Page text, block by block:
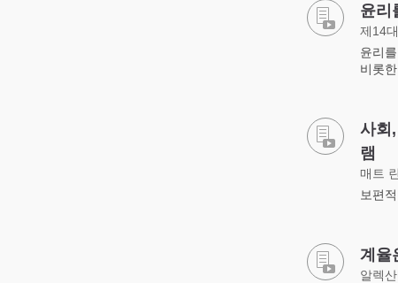
윤리
제14
윤리
비롯
사회
램
매트
보편
계율
알렉